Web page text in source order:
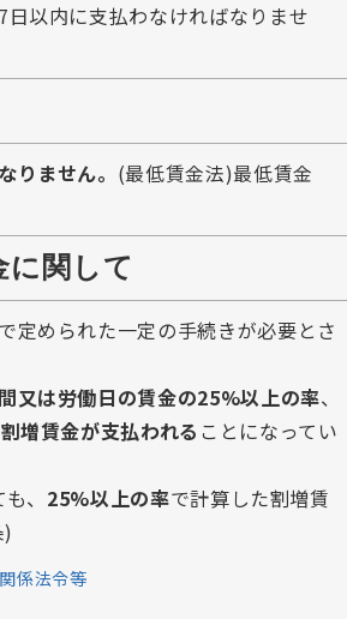
以内に支払わなければなりませ
りません。 (最低賃金法)最低賃金
に関して
定められた一定の手続きが必要とさ
又は労働日の賃金の25%以上の率、
割増賃金が支払われる ことになってい
、 25%以上の率で計算した割増賃
係法令等